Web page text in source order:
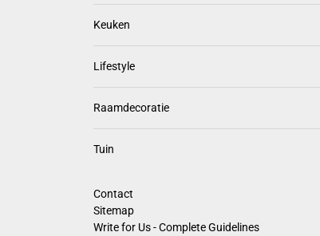
Keuken
Lifestyle
Raamdecoratie
Tuin
Contact
Sitemap
Write for Us - Complete Guidelines